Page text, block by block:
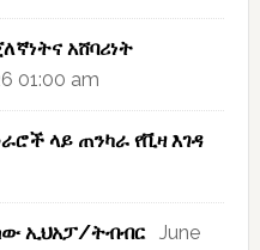
አሸባሪነት
01:00 am
ላይ ጠንካራ የቪዛ እገዳ
ኢህአፓ/ትብብር
June